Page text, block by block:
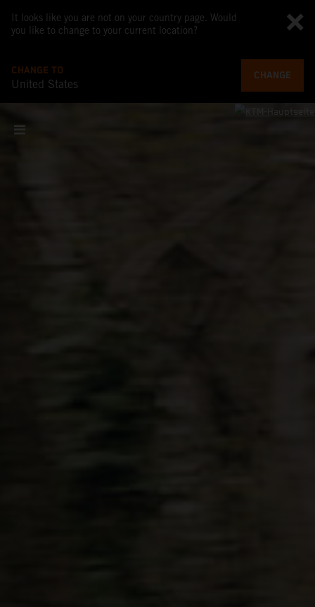
It looks like you are not on your country page. Would
you like to change to your current location?
CHANGE TO
United States
CHANGE